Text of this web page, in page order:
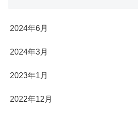
2024年6月
2024年3月
2023年1月
2022年12月